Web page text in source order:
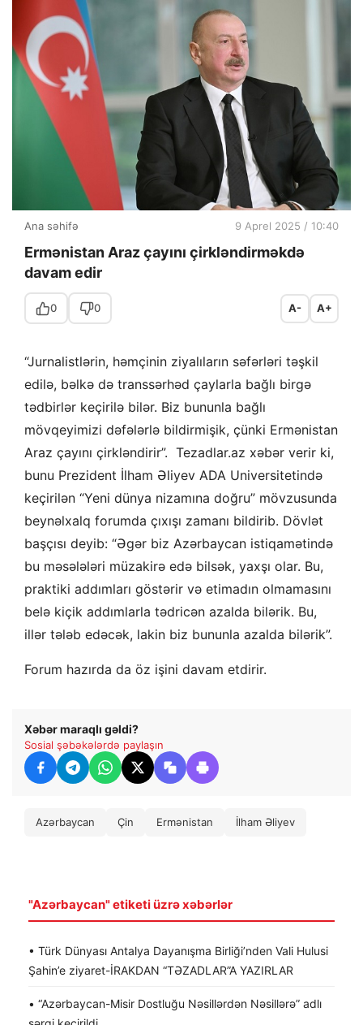
Ana səhifə 9 Aprel 2025 / 10:40
Ermənistan Araz çayını çirkləndirməkdə
davam edir
0 0 A- A+
“Jurnalistlərin, həmçinin ziyalıların səfərləri təşkil
edilə, bəlkə də transsərhəd çaylarla bağlı birgə
tədbirlər keçirilə bilər. Biz bununla bağlı
mövqeyimizi dəfələrlə bildirmişik, çünki Ermənistan
Araz çayını çirkləndirir”. Tezadlar.az xəbər verir ki,
bunu Prezident İlham Əliyev ADA Universitetində
keçirilən “Yeni dünya nizamına doğru” mövzusunda
beynəlxalq forumda çıxışı zamanı bildirib. Dövlət
başçısı deyib: “Əgər biz Azərbaycan istiqamətində
bu məsələləri müzakirə edə bilsək, yaxşı olar. Bu,
praktiki addımları göstərir və etimadın olmamasını
belə kiçik addımlarla tədricən azalda bilərik. Bu,
illər tələb edəcək, lakin biz bununla azalda bilərik”.
Forum hazırda da öz işini davam etdirir.
Xəbər maraqlı gəldi?
Sosial şəbəkələrdə paylaşın
Azərbaycan Çin Ermənistan İlham Əliyev
"Azərbaycan" etiketi üzrə xəbərlər
• Türk Dünyası Antalya Dayanışma Birliği’nden Vali Hulusi
Şahin’e ziyaret-İRAKDAN “TƏZADLAR”A YAZIRLAR
• “Azərbaycan-Misir Dostluğu Nəsillərdən Nəsillərə” adlı